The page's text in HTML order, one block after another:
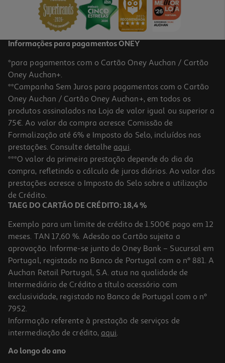
Informações para pagamentos ONEY
*para pagamentos com o Cartão Oney Auchan / Cartão
Oney Auchan+.
**Campanha Sem Juros para pagamentos com o Cartão
Oney Auchan / Cartão Oney Auchan+, em todos os
produtos assinalados na Loja de valor igual ou superior a
75€. Ao valor da compra acresce Comissão de
Formalização até 6% e Imposto do Selo, incluídos nas
prestações. Consulte detalhe aqui.
***O valor da primeira prestação depende do dia da
compra, refletindo o cálculo de juros diários. Ao valor das
prestações acresce o Imposto do Selo sobre a utilização
de Crédito.
TAEG DO CARTÃO DE CRÉDITO: 18,4 %
Exemplo para um limite de crédito de 1.500€ pago em 12
meses. TAN 17,60 %. Adesão ao Cartão sujeita a
aprovação. Informe-se junto do Oney Bank – Sucursal em
Portugal, registado no Banco de Portugal com o nº 881. A
Auchan Retail Portugal, S.A. atua na qualidade de
Intermediário de Crédito a título acessório com
exclusividade, registado no Banco de Portugal com o nº
7952.
Informação referente à prestação de serviços de
intermediação de crédito, aqui.
Ao longo do ano